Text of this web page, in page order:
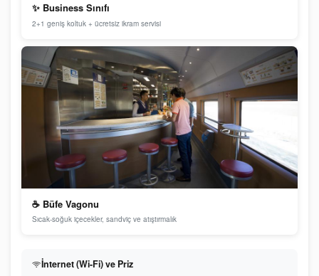
✨ Business Sınıfı
2+1 geniş koltuk + ücretsiz ikram servisi
☕ Büfe Vagonu
Sıcak-soğuk içecekler, sandviç ve atıştırmalık
İnternet (Wi-Fi) ve Priz